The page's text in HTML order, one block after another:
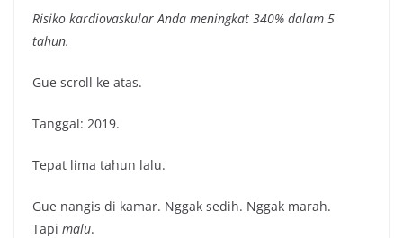
Risiko kardiovaskular Anda meningkat 340% dalam 5
tahun.
Gue scroll ke atas.
Tanggal: 2019.
Tepat lima tahun lalu.
Gue nangis di kamar. Nggak sedih. Nggak marah.
Tapi malu.